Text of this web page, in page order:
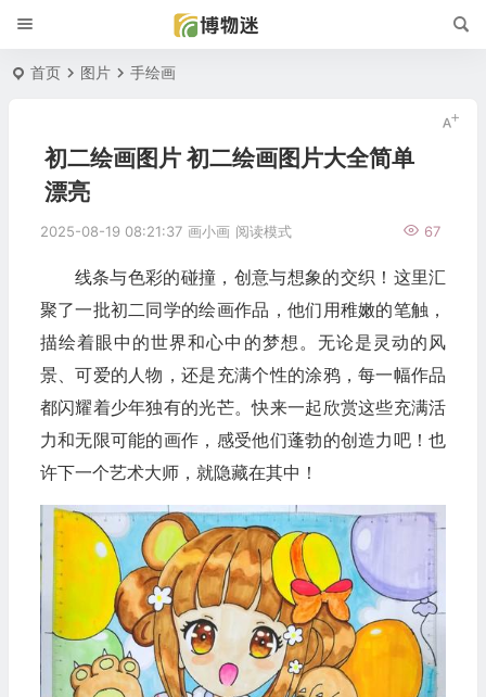
首页 图片 手绘画
初二绘画图片 初二绘画图片大全简单
漂亮
2025-08-19 08:21:37 画小画 67
阅读模式
线条与色彩的碰撞，创意与想象的交织！这里汇
聚了一批初二同学的绘画作品，他们用稚嫩的笔触，
描绘着眼中的世界和心中的梦想。无论是灵动的风
景、可爱的人物，还是充满个性的涂鸦，每一幅作品
都闪耀着少年独有的光芒。快来一起欣赏这些充满活
力和无限可能的画作，感受他们蓬勃的创造力吧！也
许下一个艺术大师，就隐藏在其中！